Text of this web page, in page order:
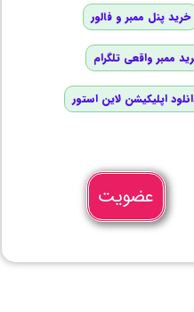
خرید پنل ممبر و فالور
ممبر واقعی تلگرام
اپلیکیشن لاین استور
عضویت